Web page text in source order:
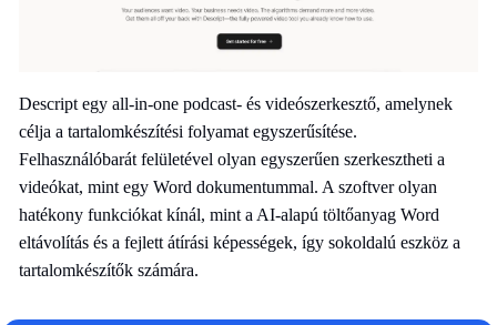
Descript egy all-in-one podcast- és videószerkesztő, amelynek
célja a tartalomkészítési folyamat egyszerűsítése.
Felhasználóbarát felületével olyan egyszerűen szerkesztheti a
videókat, mint egy Word dokumentummal. A szoftver olyan
hatékony funkciókat kínál, mint a AI-alapú töltőanyag Word
eltávolítás és a fejlett átírási képességek, így sokoldalú eszköz a
tartalomkészítők számára.